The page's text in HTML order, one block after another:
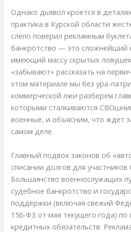
Однако дьявол кроется в
практика в Курской области
слепо поверил рекламным
банкротство — это сложнейший
имеющий массу скрытых
«забывают» рассказать на
этом материале мы без ура-
коммерческой лжи разберем
которыми сталкиваются
военные, и объясним, что ждет
самом деле.
Главный подвох законов об
списании долгов для
Большинство военнослужащих
судебное банкротство и
поддержки (включая свежий
156-ФЗ от мая текущего года)
кредитных обязательств.